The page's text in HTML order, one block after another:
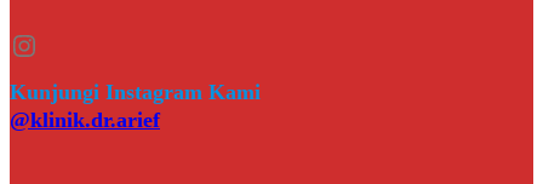
Instagram
Kunjungi Instagram Kami
@klinik.dr.arief